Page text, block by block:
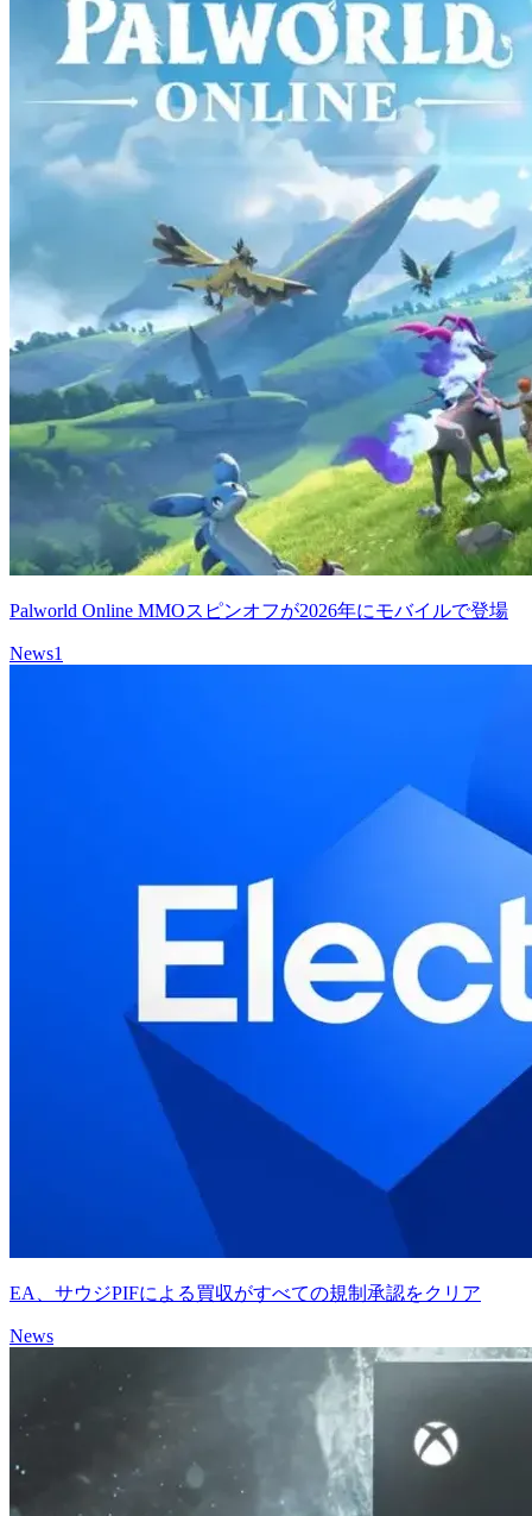
Palworld Online MMOスピンオフが2026年にモバイルで登場
News1
EA、サウジPIFによる買収がすべての規制承認をクリア
News